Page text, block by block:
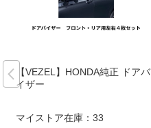
【VEZEL】HONDA純正 ドアバ
イザー
マイストア在庫： 33